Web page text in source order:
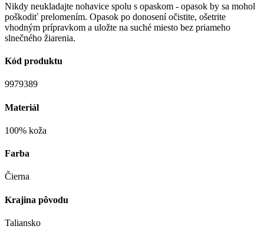
Nikdy neukladajte nohavice spolu s opaskom - opasok by sa mohol
poškodiť prelomením. Opasok po donosení očistite, ošetrite
vhodným prípravkom a uložte na suché miesto bez priameho
slnečného žiarenia.
Kód produktu
9979389
Materiál
100% koža
Farba
Čierna
Krajina pôvodu
Taliansko